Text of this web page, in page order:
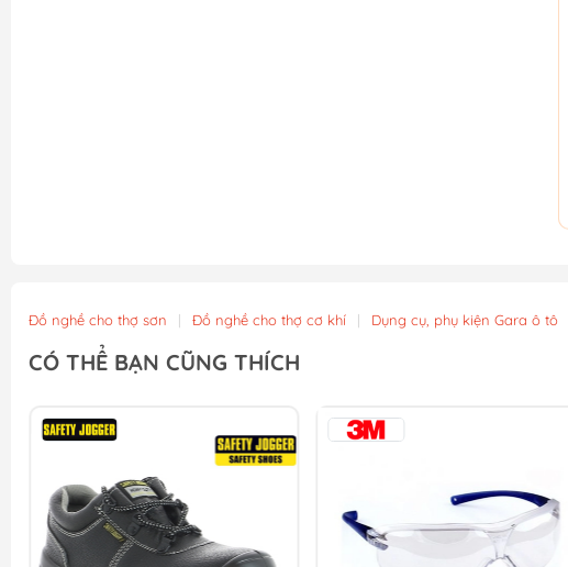
Đồ nghề cho thợ sơn | Đồ nghề cho thợ cơ khí | Dụng cụ, phụ kiện Gara ô tô
CÓ THỂ BẠN CŨNG THÍCH